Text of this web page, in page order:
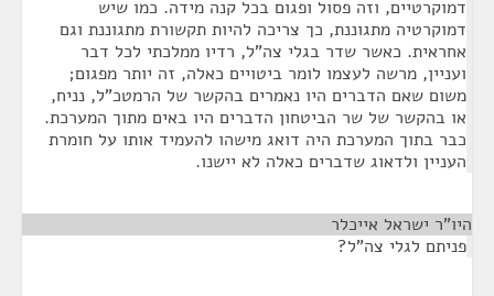
דמוקרטיים, וזה פסול ופגום בכל קנה מידה. כמו שיש
דמוקרטיה מתגוננת, כך צריכה להיות תקשורת מתגוננת וגם
אחראית. כאשר שדר בגלי צה"ל, רדיו ממלכתי לכל דבר
ועניין, מרשה לעצמו לומר ביטויים כאלה, זה יותר מפגום;
משום שאם הדברים היו נאמרים בהקשר של הרמטכ"ל, נניח,
או בהקשר של שר הביטחון הדברים היו באים מתוך המערכת.
כבר בתוך המערכת היה דואג מישהו להעמיד אותו על חומרת
העניין ולדאוג שדברים כאלה לא יישנו.
היו"ר ישראל אייכלר
פניתם לגלי צה"ל?